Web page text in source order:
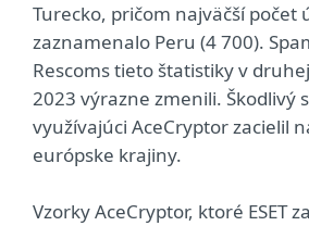
Turecko, pričom najväčší počet
zaznamenalo Peru (4 700).
Rescoms tieto štatistiky v
2023 výrazne zmenili. Škodlivý
využívajúci AceCryptor zacielil
európske krajiny.
Vzorky AceCryptor, ktoré ESET